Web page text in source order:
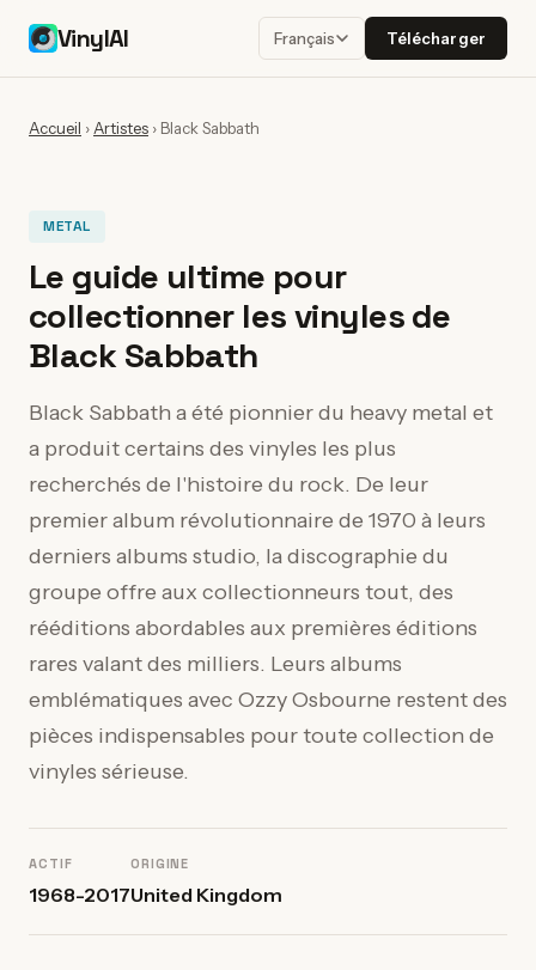
VinylAI Français Télécharger
Accueil › Artistes › Black Sabbath
METAL
Le guide ultime pour
collectionner les vinyles de
Black Sabbath
Black Sabbath a été pionnier du heavy metal et
a produit certains des vinyles les plus
recherchés de l'histoire du rock. De leur
premier album révolutionnaire de 1970 à leurs
derniers albums studio, la discographie du
groupe offre aux collectionneurs tout, des
rééditions abordables aux premières éditions
rares valant des milliers. Leurs albums
emblématiques avec Ozzy Osbourne restent des
pièces indispensables pour toute collection de
vinyles sérieuse.
ACTIF
1968-2017
ORIGINE
United Kingdom